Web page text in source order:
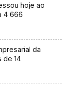
hoje ao
4 666
da
de 14